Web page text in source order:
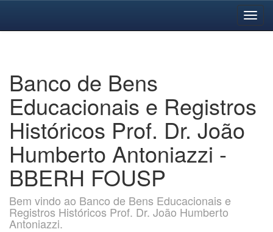
Banco de Bens
Educacionais e Registros
Históricos Prof. Dr. João
Humberto Antoniazzi -
BBERH FOUSP
Bem vindo ao Banco de Bens Educacionais e
Registros Históricos Prof. Dr. João Humberto
Antoniazzi.